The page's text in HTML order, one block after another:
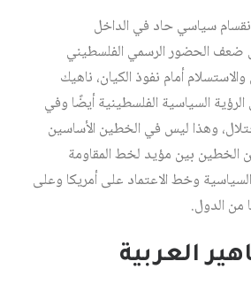
سياسي حاد في الداخل
ضعف الحضور الرسمي الفلسطيني
أمام نفوذ الكيان، ناهيك
السياسية الفلسطينية أيضًا وفي
وهذا ليس في الخطين الأساسين
بين مؤيد لخط المقاومة
وخط الاعتماد على أمريكا وعلى
من الدول.
العربية